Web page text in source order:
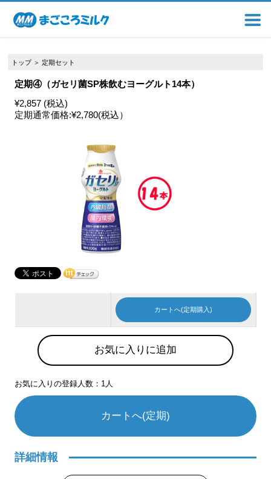
トップ ＞ 定期セット
定期④（ガセリ菌SP株飲むヨーグルト14本）
¥2,857 (税込)
定期通常価格:¥2,780(税込）
カートへ(定期購入)
お気に入りに追加
お気に入りの登録人数：1人
カートへ(定期)
詳細情報